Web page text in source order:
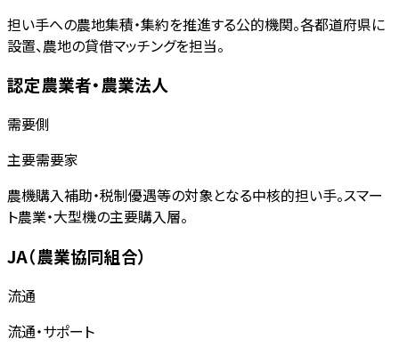
担い手への農地集積・集約を推進する公的機関。各都道府県に
設置、農地の貸借マッチングを担当。
認定農業者・農業法人
需要側
主要需要家
農機購入補助・税制優遇等の対象となる中核的担い手。スマー
ト農業・大型機の主要購入層。
JA（農業協同組合）
流通
流通・サポート